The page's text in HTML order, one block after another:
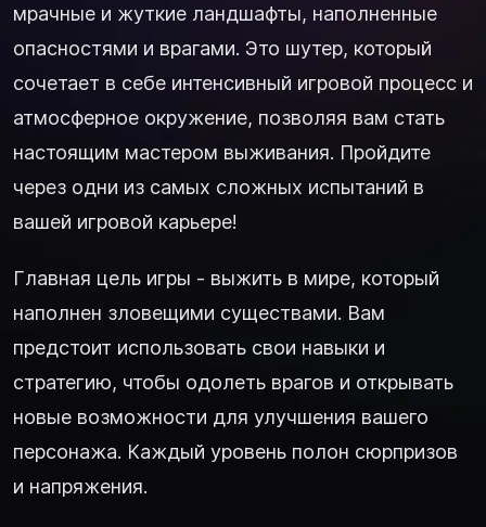
мрачные и жуткие ландшафты, наполненные
опасностями и врагами. Это шутер, который
сочетает в себе интенсивный игровой процесс и
атмосферное окружение, позволяя вам стать
настоящим мастером выживания. Пройдите
через одни из самых сложных испытаний в
вашей игровой карьере!
Главная цель игры - выжить в мире, который
наполнен зловещими существами. Вам
предстоит использовать свои навыки и
стратегию, чтобы одолеть врагов и открывать
новые возможности для улучшения вашего
персонажа. Каждый уровень полон сюрпризов
и напряжения.